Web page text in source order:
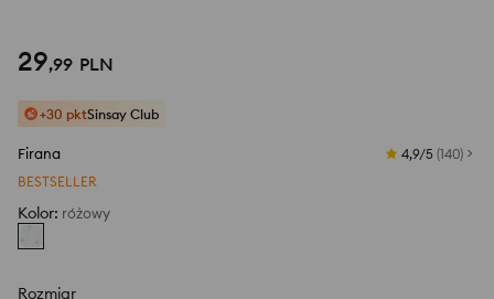
29,99 PLN
+30 pktSinsay Club
Firana 4,9/5 (140)
BESTSELLER
Kolor: różowy
Rozmiar